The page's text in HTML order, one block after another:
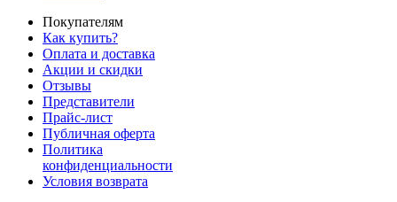
Покупателям
Как купить?
Оплата и доставка
Акции и скидки
Отзывы
Представители
Прайс-лист
Публичная оферта
Политика
конфиденциальности
Условия возврата